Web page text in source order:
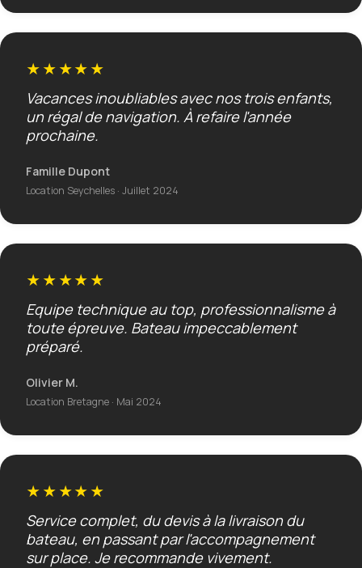
★★★★★
Vacances inoubliables avec nos trois enfants,
un régal de navigation. À refaire l'année
prochaine.
Famille Dupont
Location Seychelles · Juillet 2024
★★★★★
Equipe technique au top, professionnalisme à
toute épreuve. Bateau impeccablement
préparé.
Olivier M.
Location Bretagne · Mai 2024
★★★★★
Service complet, du devis à la livraison du
bateau, en passant par l'accompagnement
sur place. Je recommande vivement.